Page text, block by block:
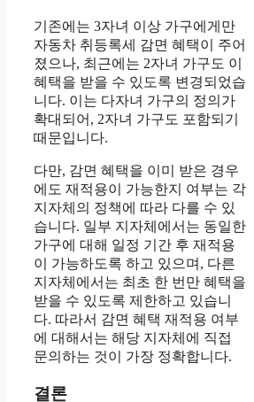
기존에는 3자녀 이상 가구에게만
자동차 취등록세 감면 혜택이 주어
졌으나, 최근에는 2자녀 가구도 이
혜택을 받을 수 있도록 변경되었습
니다. 이는 다자녀 가구의 정의가
확대되어, 2자녀 가구도 포함되기
때문입니다.
다만, 감면 혜택을 이미 받은 경우
에도 재적용이 가능한지 여부는 각
지자체의 정책에 따라 다를 수 있
습니다. 일부 지자체에서는 동일한
가구에 대해 일정 기간 후 재적용
이 가능하도록 하고 있으며, 다른
지자체에서는 최초 한 번만 혜택을
받을 수 있도록 제한하고 있습니
다. 따라서 감면 혜택 재적용 여부
에 대해서는 해당 지자체에 직접
문의하는 것이 가장 정확합니다.
결론